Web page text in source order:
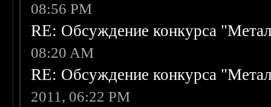
08:56 PM
RE: Обсуждение конкурса
08:20 AM
RE: Обсуждение конкурса
2011, 06:22 PM